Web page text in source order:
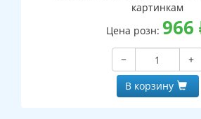
картинкам
Цена розн: 966
−
+
В корзину